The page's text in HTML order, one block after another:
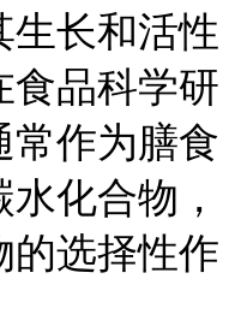
生长和活性
食品科学研
常作为膳食
化合物，
的选择性作